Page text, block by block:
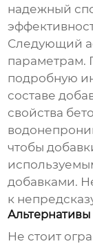
надежный
Следующий
параметрам.
подробную
составе
свойства
чтобы
добавками.
к
Не стоит